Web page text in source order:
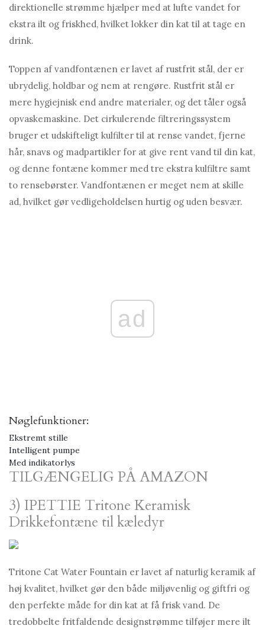
direktionelle strømme hjælper med at lufte vandet for
ekstra ilt og friskhed, hvilket lokker din kat til at tage en
drink.
Toppen af ​​vandfontænen er lavet af rustfrit stål, der er
ubrydelig, holdbar og nem at rengøre. Rustfrit stål er
mere hygiejnisk end andre materialer, og det tåler også
opvaskemaskine. Det cirkulerende filtreringssystem
bruger et udskifteligt kulfilter til at rense vandet, fjerne
hår, snavs og madpartikler for at give rent vand til din kat,
og denne fontæne kommer med tre ekstra kulfiltre samt
to rensebørster. Vandfontænen er meget nem at skille
ad, hvilket gør vedligeholdelsen hurtig og uden besvær.
ad
Nøglefunktioner:
Ekstremt stille
Intelligent pumpe
Med indikatorlys
TILGÆNGELIG PÅ AMAZON
3) IPETTIE Tritone Keramisk
Drikkefontæne til kæledyr
Tritone Cat Water Fountain er lavet af naturlig keramik af
høj kvalitet, hvilket gør den både miljøvenlig og giftfri og
den perfekte måde for din kat at få frisk vand. De
tredobbelte fritfaldende designstrømme tilføjer mere ilt